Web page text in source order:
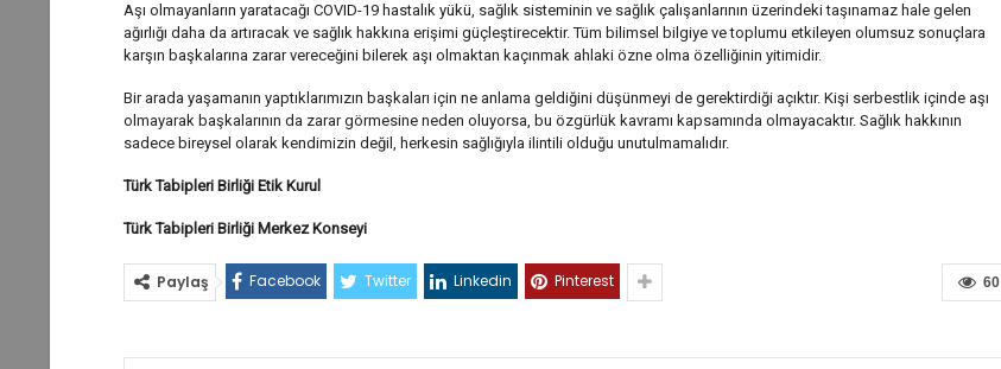
Aşı olmayanların yaratacağı COVID-19 hastalık yükü, sağlık sisteminin ve sağlık çalışanlarının üzerindeki taşınamaz hale gelen
ağırlığı daha da artıracak ve sağlık hakkına erişimi güçleştirecektir. Tüm bilimsel bilgiye ve toplumu etkileyen olumsuz sonuçlara
karşın başkalarına zarar vereceğini bilerek aşı olmaktan kaçınmak ahlaki özne olma özelliğinin yitimidir.
Bir arada yaşamanın yaptıklarımızın başkaları için ne anlama geldiğini düşünmeyi de gerektirdiği açıktır. Kişi serbestlik içinde aşı
olmayarak başkalarının da zarar görmesine neden oluyorsa, bu özgürlük kavramı kapsamında olmayacaktır. Sağlık hakkının
sadece bireysel olarak kendimizin değil, herkesin sağlığıyla ilintili olduğu unutulmamalıdır.
Türk Tabipleri Birliği Etik Kurul
Türk Tabipleri Birliği Merkez Konseyi
60
Paylaş Facebook Twitter Linkedin Pinterest